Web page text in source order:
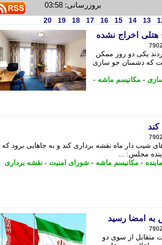
بروزرسانی: 03:58
13
14
15
16
17
18
19
20
اخراج نشده
یکی دو روز ممکن
که دشمنان جو سازی
- مکانیسم ماشه -
شیب دار ماه نقشه برداری کند و به جاهایی برود که
مجلس: ...
- مکانیسم ماشه - شورای امنیت - نقشه برداری
به امضا رسید
متقابل از سوی دو